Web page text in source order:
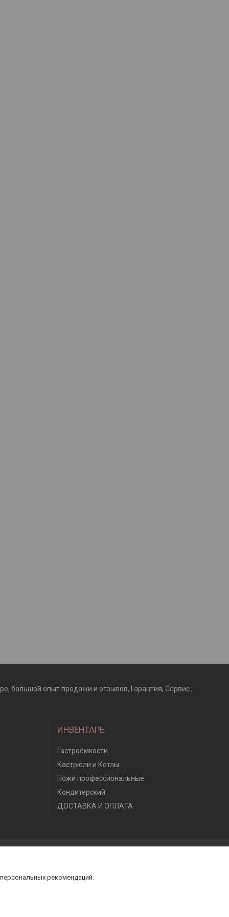
большой опыт продажи и отзывов, Гарантия, Сервис ,
ИНВЕНТАРЬ
Гастроёмкости
Кастрюли и Котлы
Ножи профессиональные
Кондитерский
ДОСТАВКА И ОПЛАТА
рекомендаций.